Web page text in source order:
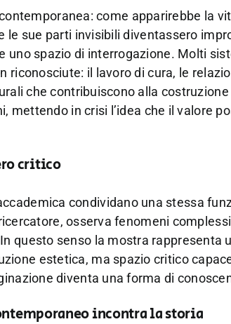
come apparirebbe la
sue parti invisibili diventassero
spazio di interrogazione. Molti
il lavoro di cura, le
che contribuiscono alla
mettendo in crisi l’idea che il valore
critico
condividano una stessa
osserva fenomeni
questo senso la mostra rappresenta
estetica, ma spazio critico
diventa una forma di
incontra la storia